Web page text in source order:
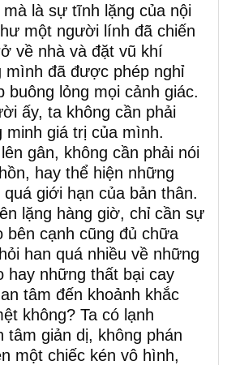
là sự tĩnh lặng của nội
một người lính đã chiến
về nhà và đặt vũ khí
mình đã được phép nghỉ
buông lỏng mọi cảnh giác.
ấy, ta không cần phải
giá trị của mình.
gân, không cần phải nói
hay thể hiện những
giới hạn của bản thân.
lặng hàng giờ, chỉ cần sự
bên cạnh cũng đủ chữa
han quá nhiều về những
hay những thất bại cay
tâm đến khoảnh khắc
không? Ta có lạnh
tâm giản dị, không phán
một chiếc kén vô hình,